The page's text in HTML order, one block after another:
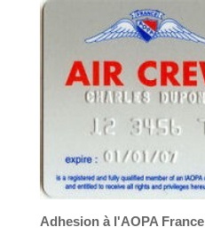
Adhesion à l'AOPA France